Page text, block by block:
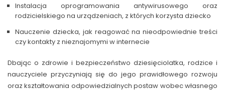
Instalacja oprogramowania antywirusowego oraz
rodzicielskiego na urządzeniach, z których korzysta dziecko
Nauczenie dziecka, jak reagować na nieodpowiednie treści
czy kontakty z nieznajomymi w internecie
Dbając o zdrowie i bezpieczeństwo dziesięciolatka, rodzice i
nauczyciele przyczyniają się do jego prawidłowego rozwoju
oraz kształtowania odpowiedzialnych postaw wobec własnego